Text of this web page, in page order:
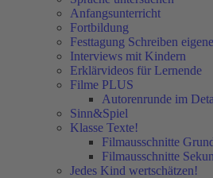
Anfangsunterricht
Fortbildung
Festtagung Schreiben
Interviews mit Kindern
Erklärvideos für Lernende
Filme PLUS
Autorenrunde im
Sinn&Spiel
Klasse Texte!
Filmausschnitte
Filmausschnitte
Jedes Kind wertschätzen!